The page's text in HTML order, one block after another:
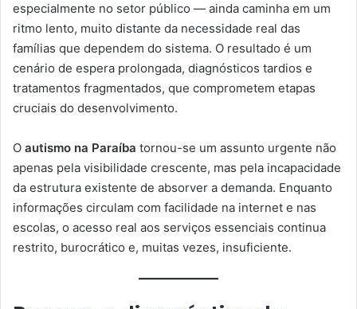
l
especialmente no setor público — ainda caminha em um
ritmo lento, muito distante da necessidade real das
famílias que dependem do sistema. O resultado é um
cenário de espera prolongada, diagnósticos tardios e
tratamentos fragmentados, que comprometem etapas
cruciais do desenvolvimento.
O autismo na Paraíba tornou-se um assunto urgente não
apenas pela visibilidade crescente, mas pela incapacidade
da estrutura existente de absorver a demanda. Enquanto
informações circulam com facilidade na internet e nas
escolas, o acesso real aos serviços essenciais continua
restrito, burocrático e, muitas vezes, insuficiente.